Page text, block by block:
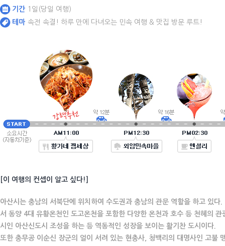
기간 1일(당일 여행)
테마 속전 속결! 하루 만에 다녀오는 민속 여행 & 맛집 방문 루트!
[이 여행의 컨셉이 알고 싶다!]
아산시는 충남의 서북단에 위치하여 수도권과 충남의 관문 역할을 하고 있
서 동양 4대 유황온천인 도고온천을 포함한 다양한 온천과 호수 등 천혜의
시인 아산신도시 조성을 하는 등 역동적인 성장을 보이는 활기찬 도시이다.
또한 충무공 이순신 장군의 얼이 서려 있는 현충사, 청백리의 대명사인 고불